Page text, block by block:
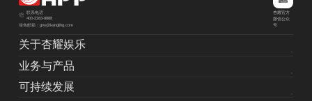
联系电话
400-2283-8888
绿色邮箱：grw@kanglihg.com
杏耀官方
微信公众
号
关于杏耀娱乐
业务与产品
可持续发展